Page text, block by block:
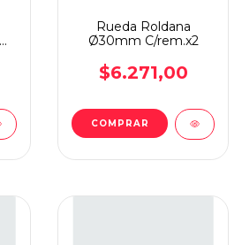
Rueda Roldana
Ø30mm C/rem.x2
$6.271,00
COMPRAR